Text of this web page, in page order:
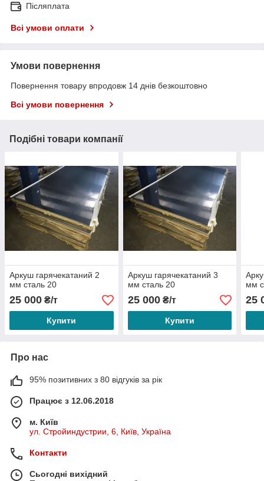
Післяплата
Всі умови оплати
Умови повернення
Повернення товару впродовж 14 днів безкоштовно
Всі умови повернення
Подібні товари компанії
Аркуш гарячекатаний 2
мм сталь 20
25 000 ₴/т
Купити
Аркуш гарячекатаний 3
мм сталь 20
25 000₴/т
Купити
мм
25
Про нас
95% позитивних з 80 відгуків за рік
Працює з 12.06.2018
м. Київ
ул. Стройиндустрии, 6, Київ, Україна
Контакти
Сьогодні вихідний